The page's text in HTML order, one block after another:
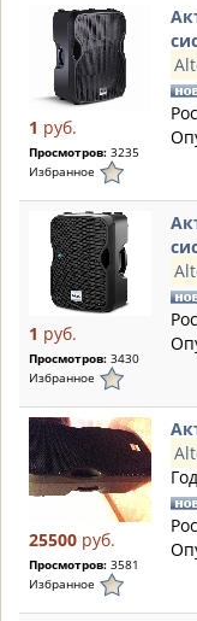
1 руб.
Просмотров: 3235
Избранное
1 руб.
Просмотров: 3430
Избранное
25500 руб.
Просмотров: 3581
Избранное